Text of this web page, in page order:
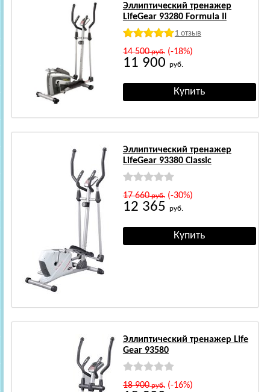
Эллиптический тренажер
LifeGear 93280 Formula II
1 отзыв
14 500руб.(-18%)
11 900 руб.
Эллиптический тренажер
LifeGear 93380 Classic
17 660руб.(-30%)
12 365 руб.
Эллиптический тренажер Life
Gear 93580
18 900руб.(-16%)